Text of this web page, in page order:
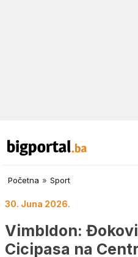
Početna » Sport
30. Juna 2026.
Vimbldon:
Cicipasa na